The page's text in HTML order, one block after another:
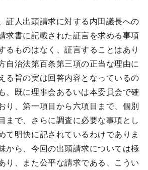
証人出頭請求に対する内田議長への
求書に記載された証言を求める事項
るものはなく、証言することはあり
自治法第百条第三項の正当な理由に
る旨の実は回答内容となっているの
、既に理事会あるいは本委員会で確
り、第一項目から六項目まで、個別
まで、さらに調査に必要な事項とし
て明快に記されているわけでありま
から、今回の出頭請求については極
り、また公平な請求である、こうい